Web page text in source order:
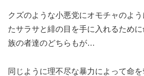
クズのような小悪党にオモチャのよ
たサラサと緋の目を手に入れるため
族の者達のどちらもが…
同じように理不尽な暴力によって命